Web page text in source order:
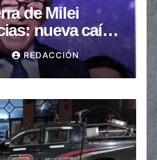
de Milei
nueva caída
no
REDACCIÓN